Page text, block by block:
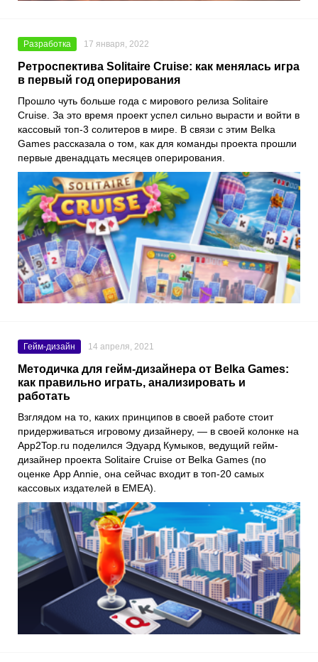
Разработка 17 января, 2022
Ретроспектива Solitaire Cruise: как менялась игра
в первый год оперирования
Прошло чуть больше года с мирового релиза Solitaire
Cruise . За это время проект успел сильно вырасти и войти в
кассовый топ-3 солитеров в мире. В связи с этим Belka
Games рассказала о том, как для команды проекта прошли
первые двенадцать месяцев оперирования.
Гейм-дизайн 14 апреля, 2021
Методичка для гейм-дизайнера от Belka Games:
как правильно играть, анализировать и
работать
Взглядом на то, каких принципов в своей работе стоит
придерживаться игровому дизайнеру, — в своей колонке на
App2Top.ru поделился Эдуард Кумыков, ведущий гейм-
дизайнер проекта Solitaire Cruise от Belka Games (по
оценке App Annie, она сейчас входит в топ-20 самых
кассовых издателей в EMEA).